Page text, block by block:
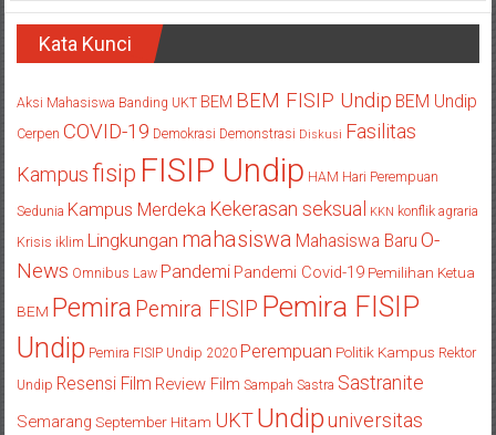
Kata Kunci
Aksi Mahasiswa Banding UKT BEM BEM FISIP Undip BEM Undip
Cerpen COVID-19 Demokrasi Demonstrasi Diskusi Fasilitas
Kampus fisip FISIP Undip HAM Hari Perempuan
Sedunia Kampus Merdeka Kekerasan seksual KKN konflik agraria
Krisis iklim Lingkungan mahasiswa Mahasiswa Baru O-
News Omnibus Law Pandemi Pandemi Covid-19 Pemilihan Ketua
BEM Pemira Pemira FISIP Pemira FISIP
Undip Pemira FISIP Undip 2020 Perempuan Politik Kampus Rektor
Undip Resensi Film Review Film Sampah Sastra Sastranite
Semarang September Hitam UKTUndipuniversitas